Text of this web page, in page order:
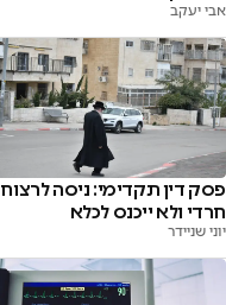
אבי יעקב
פסק דין תקדימי: ניסה לרצוח
חרדי ולא ייכנס לכלא
יוני שניידר